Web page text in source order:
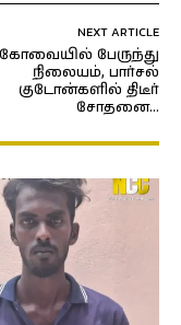
NEXT ARTICLE
கோவையில் பேருந்து
நிலையம், பார்சல்
குடோன்களில் திடீர்
சோதனை…